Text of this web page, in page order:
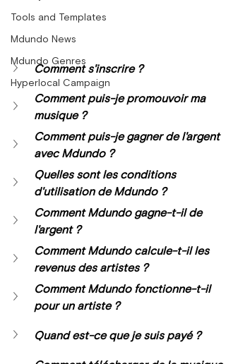
Tools and Templates
Mdundo News
Mdundo Genres
Hyperlocal Campaign
Comment s'inscrire ?
Comment puis-je promouvoir ma
musique ?
Comment puis-je gagner de l'argent
avec Mdundo ?
Quelles sont les conditions
d'utilisation de Mdundo ?
Comment Mdundo gagne-t-il de
l'argent ?
Comment Mdundo calcule-t-il les
revenus des artistes ?
Comment Mdundo fonctionne-t-il
pour un artiste ?
Quand est-ce que je suis payé ?